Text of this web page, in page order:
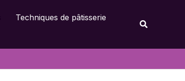
Techniques de pâtisserie
Rechercher